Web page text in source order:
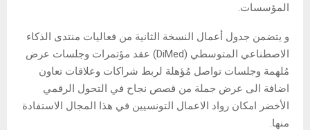
المؤسسات.
و يتضمن جدول أعمال النسخة الثانية من فعاليات منتدى الذكاء
الاصطناعي المتوسطي (DiMed) عقد مؤتمرات وجلسات عرض
مُلهمة وجلسات تواصل مُؤهلة لربط شراكات وعلاقات تعاون
اضافة الى عرض جملة من قصص نجاح في التحول الرقمي
الأخضر امكان رواد الاعمال التونسيين في هذا المجال الاستفادة
منها.